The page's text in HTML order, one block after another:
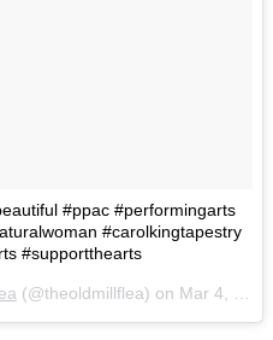
#ppac #performingarts
#carolkingtapestry
#supportthearts
(@theoldmillflea) on Mar 4, 2018 at 3:31pm PST